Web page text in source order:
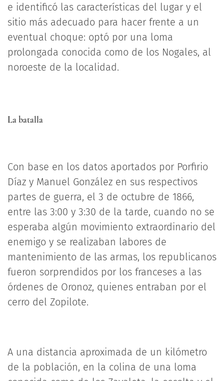
e identificó las características del lugar y el
sitio más adecuado para hacer frente a un
eventual choque: optó por una loma
prolongada conocida como de los Nogales, al
noroeste de la localidad.
La batalla
Con base en los datos aportados por Porfirio
Díaz y Manuel González en sus respectivos
partes de guerra, el 3 de octubre de 1866,
entre las 3:00 y 3:30 de la tarde, cuando no se
esperaba algún movimiento extraordinario del
enemigo y se realizaban labores de
mantenimiento de las armas, los republicanos
fueron sorprendidos por los franceses a las
órdenes de Oronoz, quienes entraban por el
cerro del Zopilote.
A una distancia aproximada de un kilómetro
de la población, en la colina de una loma